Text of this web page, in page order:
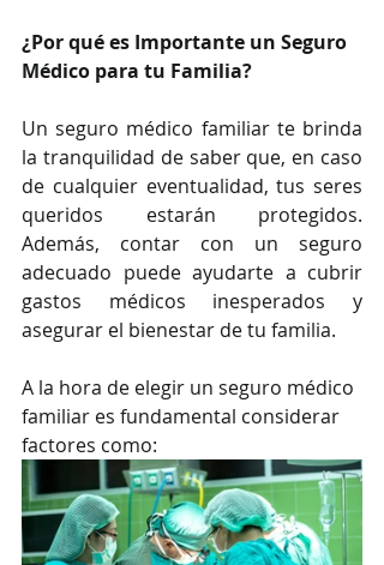
¿Por qué es Importante un Seguro
Médico para tu Familia?
Un seguro médico familiar te brinda
la tranquilidad de saber que, en caso
de cualquier eventualidad, tus seres
queridos estarán protegidos.
Además, contar con un seguro
adecuado puede ayudarte a cubrir
gastos médicos inesperados y
asegurar el bienestar de tu familia.
A la hora de elegir un seguro médico
familiar es fundamental considerar
factores como: